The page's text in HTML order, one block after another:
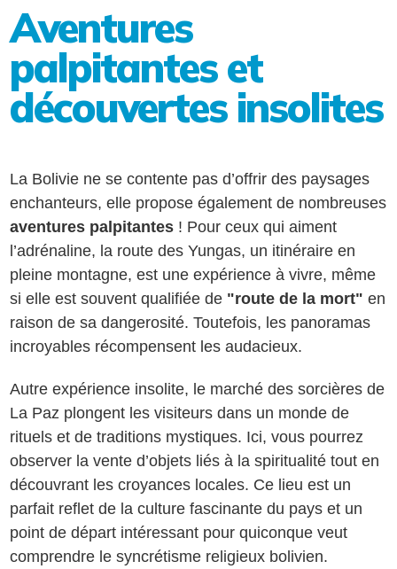
Aventures
palpitantes et
découvertes insolites
La Bolivie ne se contente pas d’offrir des paysages
enchanteurs, elle propose également de nombreuses
aventures palpitantes ! Pour ceux qui aiment
l’adrénaline, la route des Yungas, un itinéraire en
pleine montagne, est une expérience à vivre, même
si elle est souvent qualifiée de "route de la mort" en
raison de sa dangerosité. Toutefois, les panoramas
incroyables récompensent les audacieux.
Autre expérience insolite, le marché des sorcières de
La Paz plongent les visiteurs dans un monde de
rituels et de traditions mystiques. Ici, vous pourrez
observer la vente d’objets liés à la spiritualité tout en
découvrant les croyances locales. Ce lieu est un
parfait reflet de la culture fascinante du pays et un
point de départ intéressant pour quiconque veut
comprendre le syncrétisme religieux bolivien.